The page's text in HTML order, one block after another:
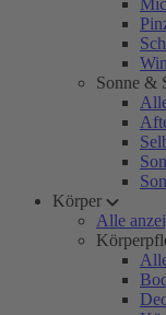
Sonne &
Körper
Alle